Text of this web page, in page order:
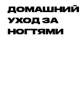
ДОМАШНИЙ
УХОД ЗА
НОГТЯМИ